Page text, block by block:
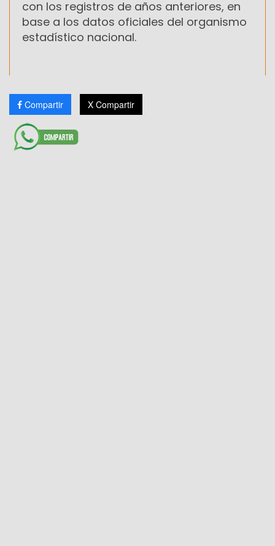
con los registros de años anteriores, en
base a los datos oficiales del organismo
estadístico nacional.
Compartir X Compartir